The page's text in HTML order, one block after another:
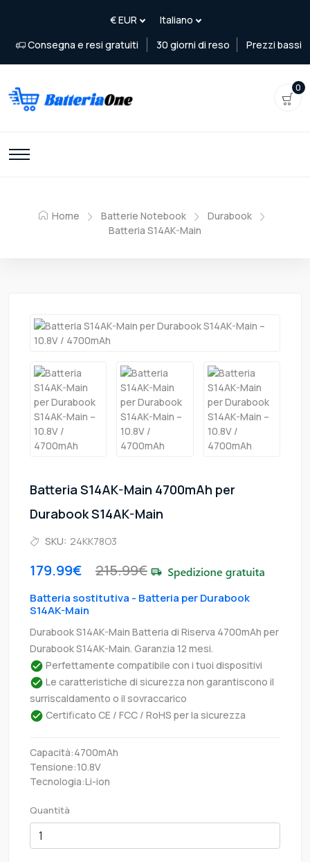
Consegna e resi gratuiti 30 giorni di reso Prezzi bassi
0
Home Batterie Notebook
Durabook
Batteria S14AK-Main
Batteria S14AK-Main 4700mAh per
Durabook S14AK-Main
SKU: 24KK78O3
179.99€ 215.99€
Batteria sostitutiva - Batteria per Durabook
S14AK-Main
Durabook S14AK-Main Batteria di Riserva 4700mAh per
Durabook S14AK-Main. Garanzia 12 mesi.
Perfettamente compatibile con i tuoi dispositivi
Le caratteristiche di sicurezza non garantiscono il
surriscaldamento o il sovraccarico
Certificato CE / FCC / RoHS per la sicurezza
Capacità:4700mAh
Tensione:10.8V
Tecnologia:Li-ion
Quantità